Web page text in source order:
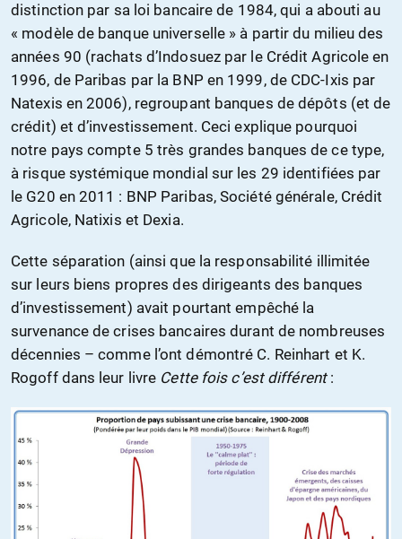
distinction par sa loi bancaire de 1984, qui a abouti au
« modèle de banque universelle » à partir du milieu des
années 90 (rachats d’Indosuez par le Crédit Agricole en
1996, de Paribas par la BNP en 1999, de CDC-Ixis par
Natexis en 2006), regroupant banques de dépôts (et de
crédit) et d’investissement. Ceci explique pourquoi
notre pays compte 5 très grandes banques de ce type,
à risque systémique mondial sur les 29 identifiées par
le G20 en 2011 : BNP Paribas, Société générale, Crédit
Agricole, Natixis et Dexia.
Cette séparation (ainsi que la responsabilité illimitée
sur leurs biens propres des dirigeants des banques
d’investissement) avait pourtant empêché la
survenance de crises bancaires durant de nombreuses
décennies – comme l’ont démontré C. Reinhart et K.
Rogoff dans leur livre Cette fois c’est différent: